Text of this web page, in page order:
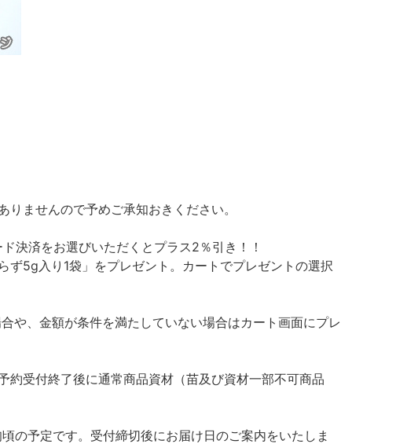
ませんので予めご承知おきください。
決済をお選びいただくとプラス2％引き！！
ず5g入り1袋」をプレゼント。カートでプレゼントの選択
や、金額が条件を満たしていない場合はカート画面にプレ
約受付終了後に通常商品資材（苗及び資材一部不可商品
の予定です。受付締切後にお届け日のご案内をいたしま